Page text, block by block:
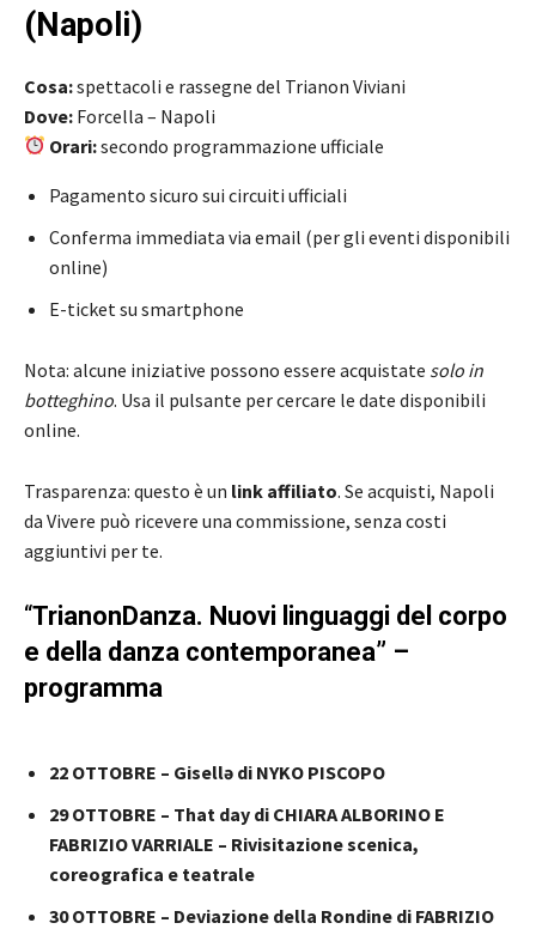
(Napoli)
Cosa:spettacoli e rassegne del Trianon Viviani
Dove: Forcella – Napoli
Orari:secondo programmazione ufficiale
Pagamento sicuro sui circuiti ufficiali
Conferma immediata via email (per gli eventi disponibili
online)
E-ticket su smartphone
Nota: alcune iniziative possono essere acquistate solo in
botteghino. Usa il pulsante per cercare le date disponibili
online.
Trasparenza: questo è un link affiliato. Se acquisti, Napoli
da Vivere può ricevere una commissione, senza costi
aggiuntivi per te.
“TrianonDanza. Nuovi linguaggi del corpo
e della danza contemporanea” –
programma
22 OTTOBRE – Gisellə di NYKO PISCOPO
29 OTTOBRE – That day di CHIARA ALBORINO E
FABRIZIO VARRIALE – Rivisitazione scenica,
coreografica e teatrale
30 OTTOBRE – Deviazione della Rondine di FABRIZIO